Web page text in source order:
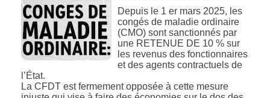
Depuis le 1 er mars 2025, les
congés de maladie ordinaire
(CMO) sont sanctionnés par
une RETENUE DE 10 % sur
les revenus des fonctionnaires
et des agents contractuels de
l’État.
La CFDT est fermement opposée à cette mesure